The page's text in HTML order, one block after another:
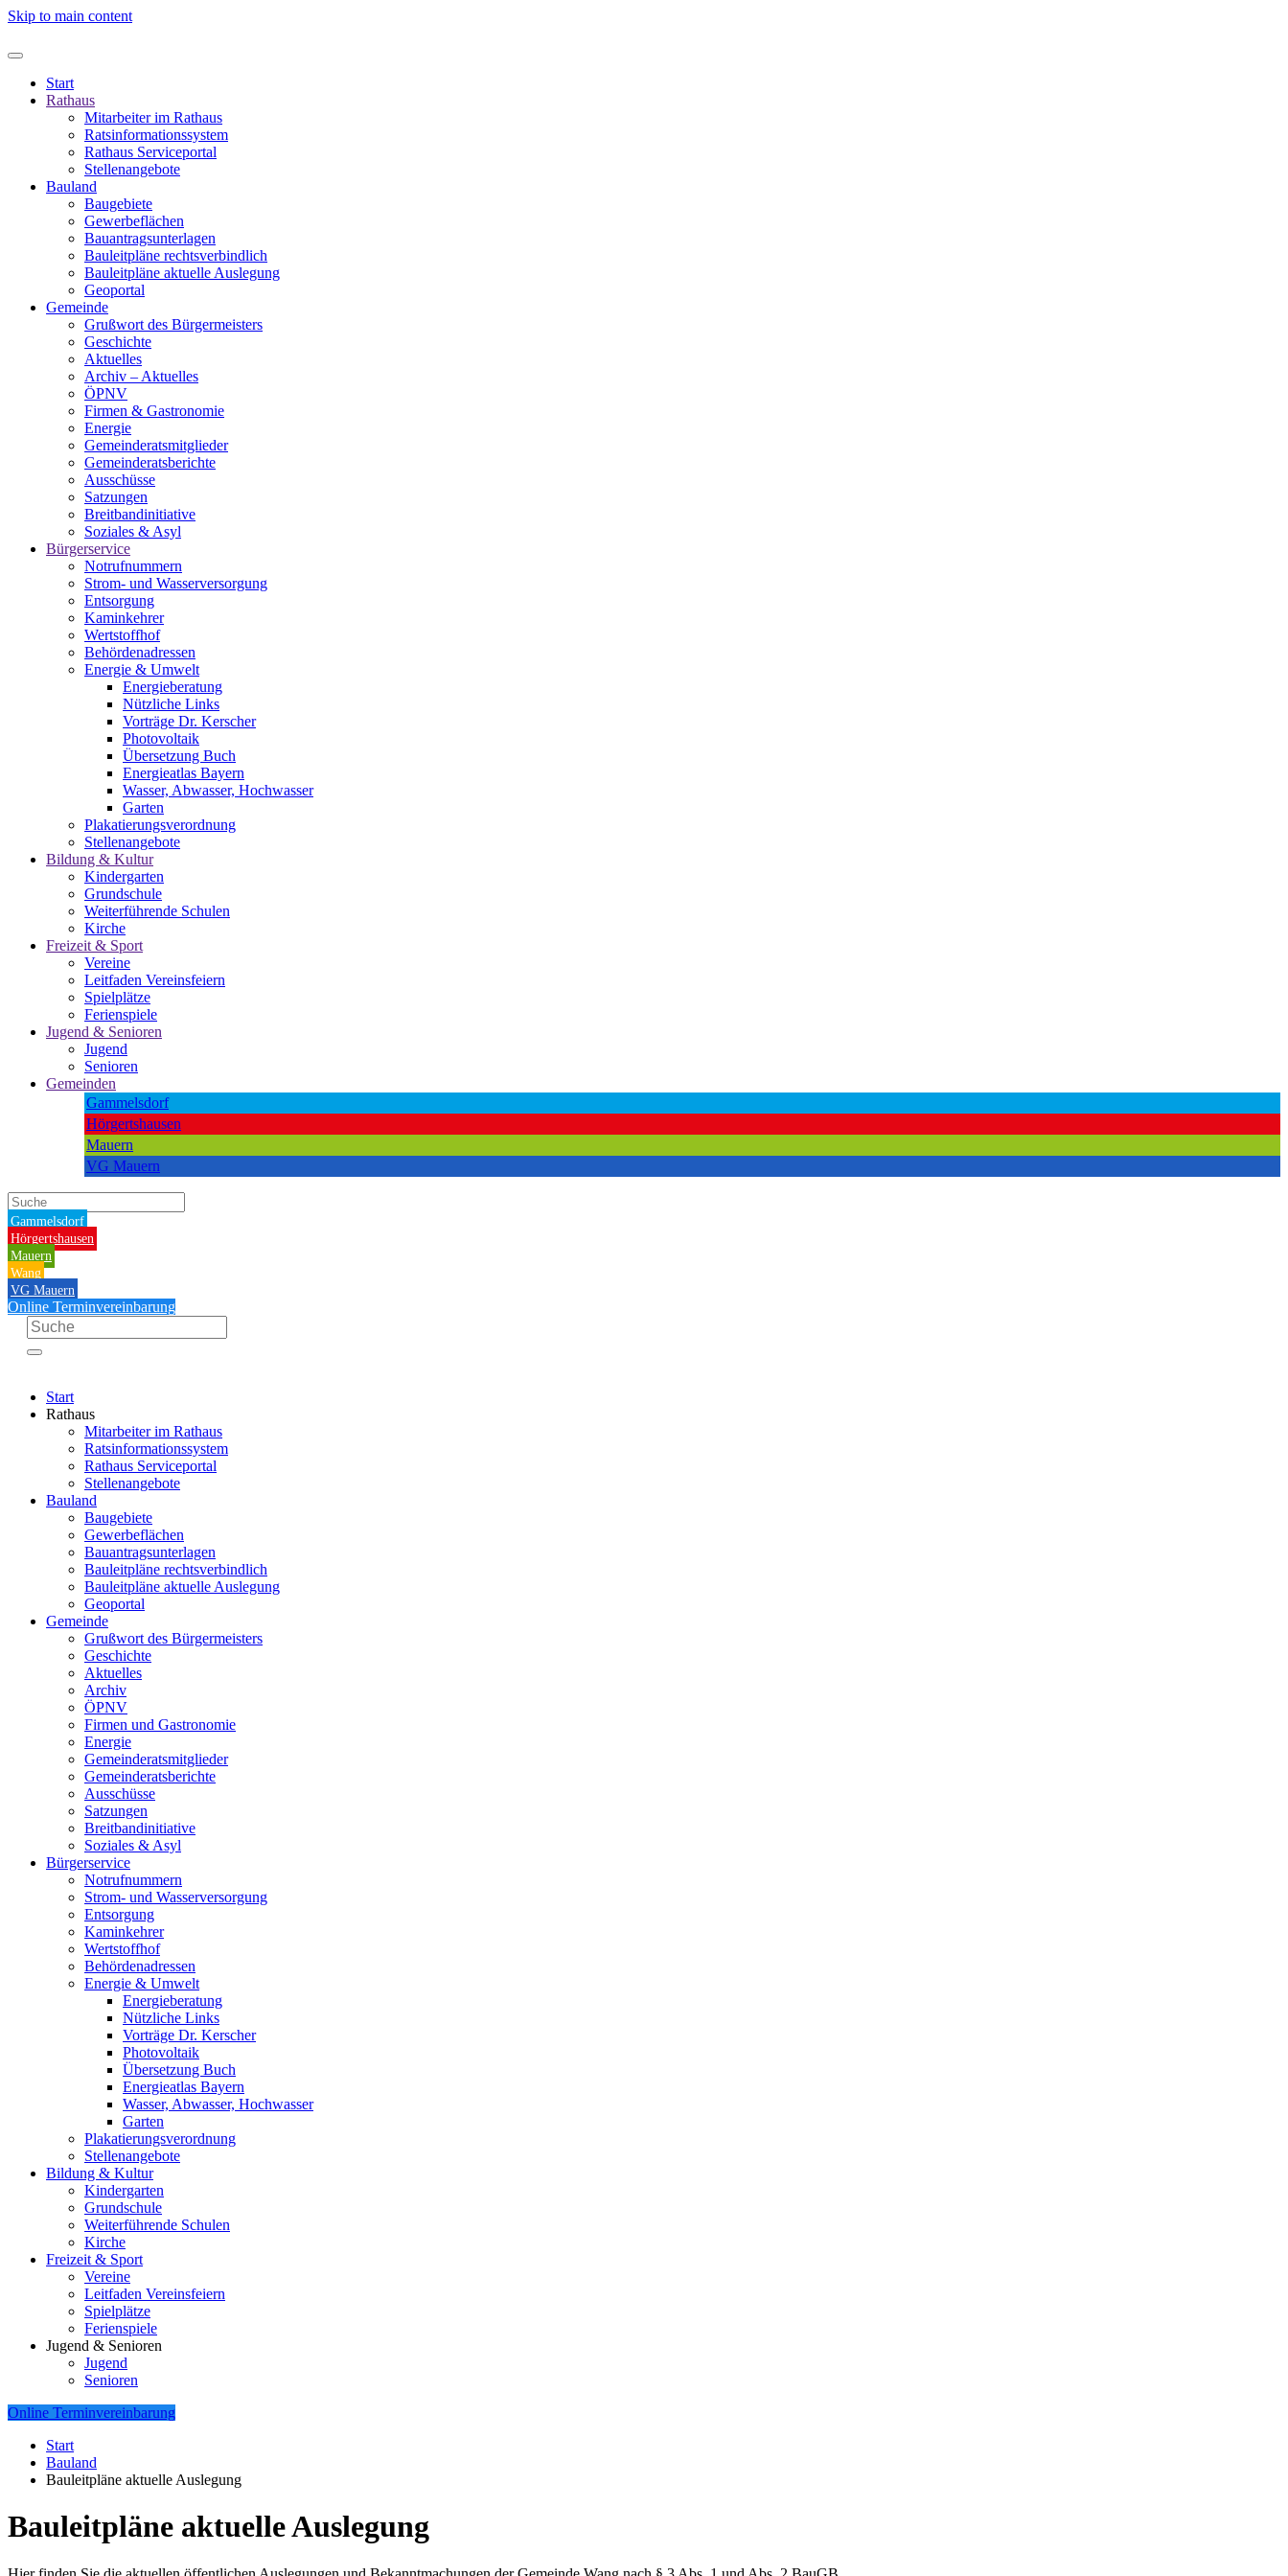
Skip to main content
Start
Rathaus
Mitarbeiter im Rathaus
Ratsinformationssystem
Rathaus Serviceportal
Stellenangebote
Bauland
Baugebiete
Gewerbeflächen
Bauantragsunterlagen
Bauleitpläne rechtsverbindlich
Bauleitpläne aktuelle Auslegung
Geoportal
Gemeinde
Grußwort des Bürgermeisters
Geschichte
Aktuelles
Archiv – Aktuelles
ÖPNV
Firmen & Gastronomie
Energie
Gemeinderatsmitglieder
Gemeinderatsberichte
Ausschüsse
Satzungen
Breitbandinitiative
Soziales & Asyl
Bürgerservice
Notrufnummern
Strom- und Wasserversorgung
Entsorgung
Kaminkehrer
Wertstoffhof
Behördenadressen
Energie & Umwelt
Energieberatung
Nützliche Links
Vorträge Dr. Kerscher
Photovoltaik
Übersetzung Buch
Energieatlas Bayern
Wasser, Abwasser, Hochwasser
Garten
Plakatierungsverordnung
Stellenangebote
Bildung & Kultur
Kindergarten
Grundschule
Weiterführende Schulen
Kirche
Freizeit & Sport
Vereine
Leitfaden Vereinsfeiern
Spielplätze
Ferienspiele
Jugend & Senioren
Jugend
Senioren
Gemeinden
Gammelsdorf
Hörgertshausen
Mauern
VG Mauern
Gammelsdorf
Hörgertshausen
Mauern
Wang
VG Mauern
Online Terminvereinbarung
Start
Rathaus
Mitarbeiter im Rathaus
Ratsinformationssystem
Rathaus Serviceportal
Stellenangebote
Bauland
Baugebiete
Gewerbeflächen
Bauantragsunterlagen
Bauleitpläne rechtsverbindlich
Bauleitpläne aktuelle Auslegung
Geoportal
Gemeinde
Grußwort des Bürgermeisters
Geschichte
Aktuelles
Archiv
ÖPNV
Firmen und Gastronomie
Energie
Gemeinderatsmitglieder
Gemeinderatsberichte
Ausschüsse
Satzungen
Breitbandinitiative
Soziales & Asyl
Bürgerservice
Notrufnummern
Strom- und Wasserversorgung
Entsorgung
Kaminkehrer
Wertstoffhof
Behördenadressen
Energie & Umwelt
Energieberatung
Nützliche Links
Vorträge Dr. Kerscher
Photovoltaik
Übersetzung Buch
Energieatlas Bayern
Wasser, Abwasser, Hochwasser
Garten
Plakatierungsverordnung
Stellenangebote
Bildung & Kultur
Kindergarten
Grundschule
Weiterführende Schulen
Kirche
Freizeit & Sport
Vereine
Leitfaden Vereinsfeiern
Spielplätze
Ferienspiele
Jugend & Senioren
Jugend
Senioren
Online Terminvereinbarung
Start
Bauland
Bauleitpläne aktuelle Auslegung
Bauleitpläne aktuelle Auslegung